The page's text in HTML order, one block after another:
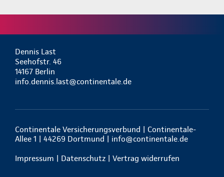
Dennis Last
Seehofstr. 46
14167 Berlin
info.dennis.last@continentale.de
Continentale Versicherungsverbund | Continentale-
Allee 1 | 44269 Dortmund | info@continentale.de
Impressum Datenschutz Vertrag widerrufen